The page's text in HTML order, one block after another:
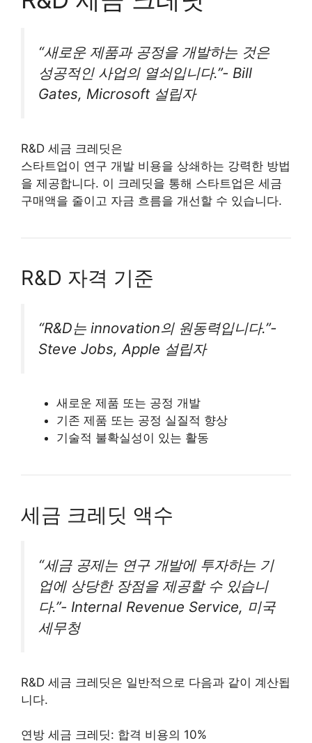
“새로운 제품과 공정을 개발하는 것은
성공적인 사업의 열쇠입니다.”- Bill
Gates, Microsoft 설립자
R&D 세금 크레딧은
스타트업이 연구 개발 비용을 상쇄하는 강력한 방법
을 제공합니다. 이 크레딧을 통해 스타트업은 세금
구매액을 줄이고 자금 흐름을 개선할 수 있습니다.
R&D 자격 기준
“R&D는 innovation의 원동력입니다.”-
Steve Jobs, Apple 설립자
새로운 제품 또는 공정 개발
기존 제품 또는 공정 실질적 향상
기술적 불확실성이 있는 활동
세금 크레딧 액수
“세금 공제는 연구 개발에 투자하는 기
업에 상당한 장점을 제공할 수 있습니
다.”- Internal Revenue Service, 미국
세무청
R&D 세금 크레딧은 일반적으로 다음과 같이 계산됩
니다.
연방 세금 크레딧: 합격 비용의 10%